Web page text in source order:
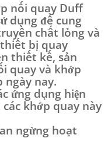
nối quay Duff
dụng để cung
chất lỏng và
bị quay
thiết kế, sản
quay và khớp
ngày nay.
ứng dụng hiện
khớp quay này
ngừng hoạt